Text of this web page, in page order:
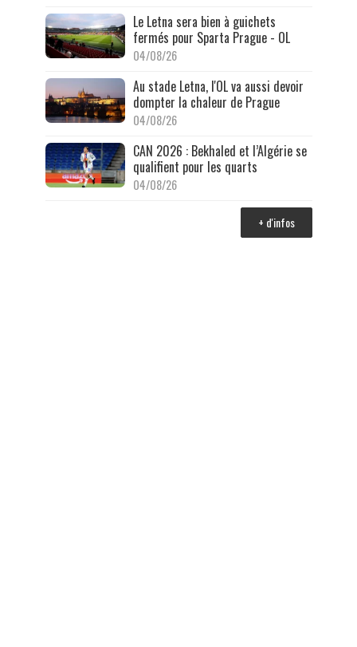
Le Letna sera bien à guichets
fermés pour Sparta Prague - OL
04/08/26
Au stade Letna, l'OL va aussi devoir
dompter la chaleur de Prague
04/08/26
CAN 2026 : Bekhaled et l’Algérie se
qualifient pour les quarts
04/08/26
+ d'infos